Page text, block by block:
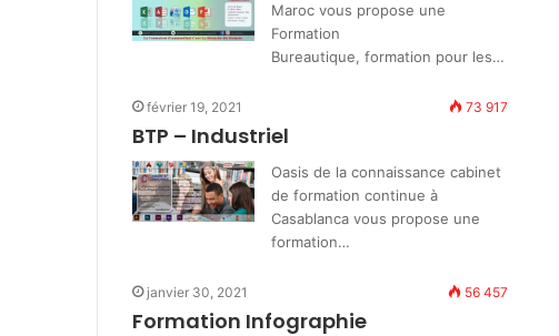
Maroc vous propose une
Formation
Bureautique, formation pour les…
février 19, 2021 73 917
BTP – Industriel
Oasis de la connaissance cabinet
de formation continue à
Casablanca vous propose une
formation…
janvier 30, 2021 56 457
Formation Infographie